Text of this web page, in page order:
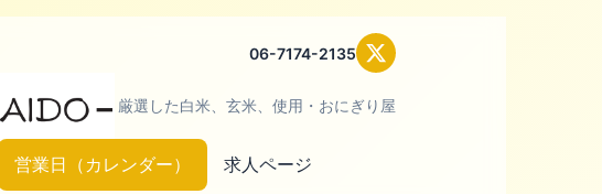
06-7174-2135
厳選した白米、玄米、使用・おにぎり屋
営業日（カレンダー） 求人ページ